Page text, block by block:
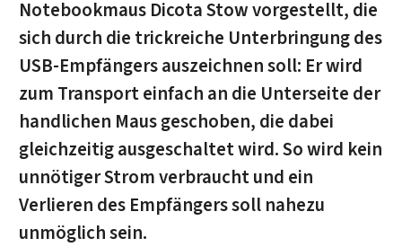
Notebookmaus Dicota Stow vorgestellt, die
sich durch die trickreiche Unterbringung des
USB-Empfängers auszeichnen soll: Er wird
zum Transport einfach an die Unterseite der
handlichen Maus geschoben, die dabei
gleichzeitig ausgeschaltet wird. So wird kein
unnötiger Strom verbraucht und ein
Verlieren des Empfängers soll nahezu
unmöglich sein.